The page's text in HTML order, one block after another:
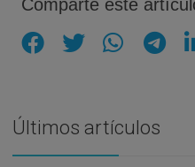
Comparte este
Últimos artículos